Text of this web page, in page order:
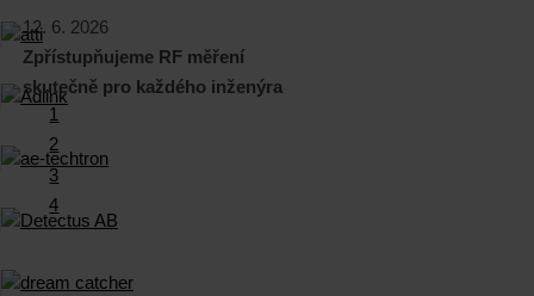
12. 6. 2026
Zpřístupňujeme RF měření
skutečně pro každého inženýra
1
2
3
4